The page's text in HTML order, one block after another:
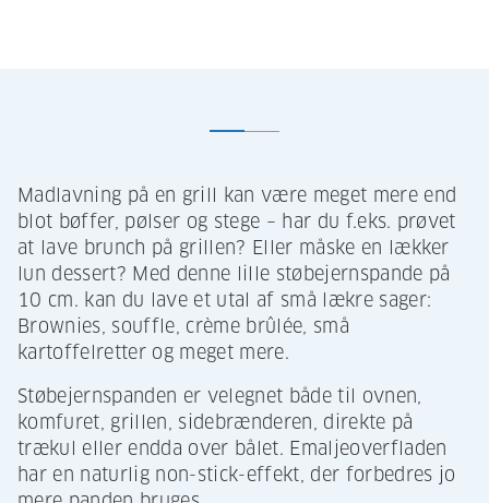
Madlavning på en grill kan være meget mere end
blot bøffer, pølser og stege – har du f.eks. prøvet
at lave brunch på grillen? Eller måske en lækker
lun dessert? Med denne lille støbejernspande på
10 cm. kan du lave et utal af små lækre sager:
Brownies, souffle, crème brûlée, små
kartoffelretter og meget mere.
Støbejernspanden er velegnet både til ovnen,
komfuret, grillen, sidebrænderen, direkte på
trækul eller endda over bålet. Emaljeoverfladen
har en naturlig non-stick-effekt, der forbedres jo